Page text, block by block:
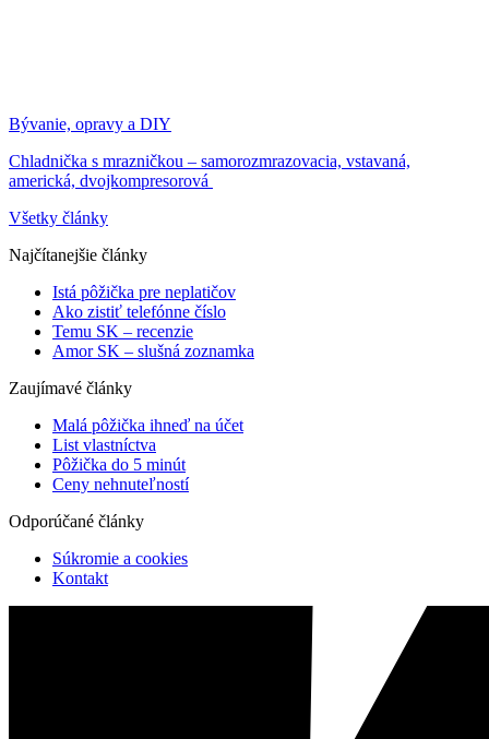
Bývanie, opravy a DIY
Chladnička s mrazničkou – samorozmrazovacia, vstavaná,
americká, dvojkompresorová
Všetky články
Najčítanejšie články
Istá pôžička pre neplatičov
Ako zistiť telefónne číslo
Temu SK – recenzie
Amor SK – slušná zoznamka
Zaujímavé články
Malá pôžička ihneď na účet
List vlastníctva
Pôžička do 5 minút
Ceny nehnuteľností
Odporúčané články
Súkromie a cookies
Kontakt